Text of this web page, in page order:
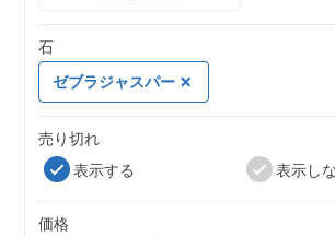
石
ゼブラジャスパー
売り切れ
表示する
表示し
価格